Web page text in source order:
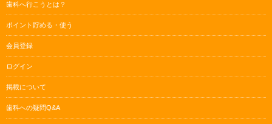
歯科へ行こうとは？
ポイント貯める・使う
会員登録
ログイン
掲載について
歯科への疑問Q&A